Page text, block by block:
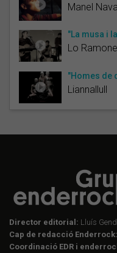
Manel
"La musa i
Lo
"Homes de
Liannallull
Director editorial: Lluís
Cap de redacció Enderrock:
Coordinació EDR i